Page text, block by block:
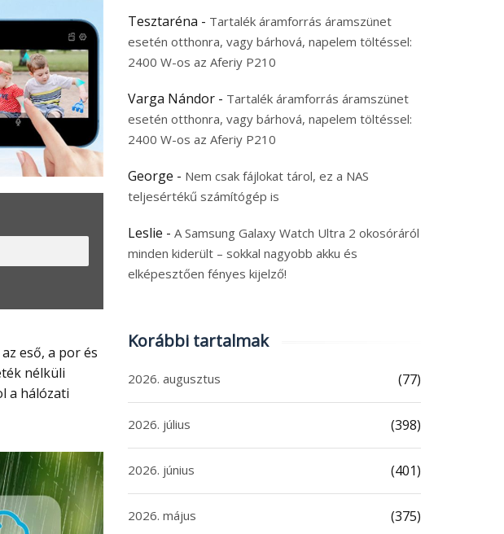
nélküli
a hálózati
Tesztaréna - Tartalék áramforrás áramszünet
esetén otthonra, vagy bárhová, napelem töltéssel:
2400 W-os az Aferiy P210
Varga Nándor - Tartalék áramforrás áramszünet
esetén otthonra, vagy bárhová, napelem töltéssel:
2400 W-os az Aferiy P210
George - Nem csak fájlokat tárol, ez a NAS
teljesértékű számítógép is
Leslie - A Samsung Galaxy Watch Ultra 2 okosóráról
minden kiderült – sokkal nagyobb akku és
elképesztően fényes kijelző!
Korábbi tartalmak
2026. augusztus (77)
2026. július (398)
2026. június (401)
2026. május (375)